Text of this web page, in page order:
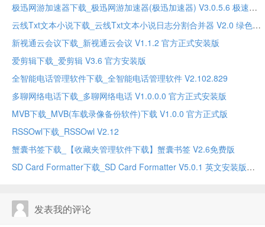
极迅网游加速器下载_极迅网游加速器(极迅加速器) V3.0.5.6 极速版
云线Txt文本小说下载_云线Txt文本小说日志分割合并器 V2.0 绿色版
新视通云会议下载_新视通云会议 V1.1.2 官方正式安装版
爱剪辑下载_爱剪辑 V3.6 官方安装版
全智能电话管理软件下载_全智能电话管理软件 V2.102.829
多聊网络电话下载_多聊网络电话 V1.0.0.0 官方正式安装版
MVB下载_MVB(车载录像备份软件)下载 V1.0.0 官方正式版
RSSOwl下载_RSSOwl V2.12
蟹囊书签下载_【收藏夹管理软件下载】蟹囊书签 V2.6免费版
SD Card Formatter下载_SD Card Formatter V5.0.1 英文安装版
发表我的评论